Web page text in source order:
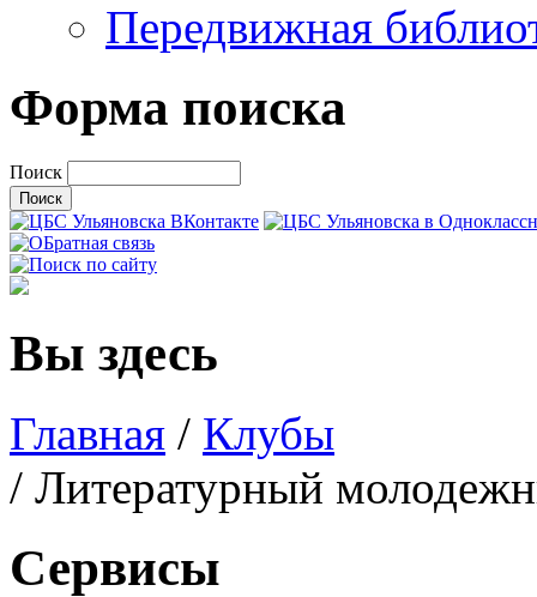
Передвижная
Форма поиска
Поиск
Вы здесь
Главная / Клубы
/ Литературный
Сервисы